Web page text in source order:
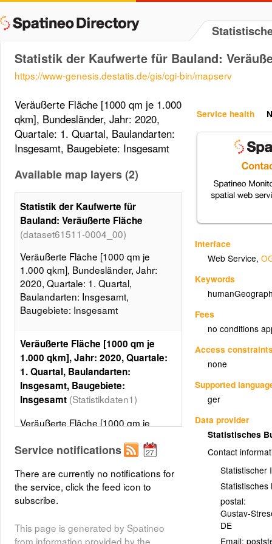
Statistik der Kaufwerte für Bauland:
https://www-genesis.destatis.de/gis/cgi-bin/mapserv
Service health
Interface
Web Service,
Keywords
Fees
no conditions
Access
none
Supported
ger
Data provider
Statistisches
Contact
Statistischer
Statistisches
postal:
Gustav-
DE
Email:
Veräußerte Fläche [1000 qm je 1.000
qkm], Bundesländer, Jahr: 2020,
Quartale: 1. Quartal, Baulandarten:
Insgesamt, Baugebiete: Insgesamt
Available map layers (2)
Statistik der Kaufwerte für
Bauland: Veräußerte Fläche
(dataset61511-0004_00)
Veräußerte Fläche [1000 qm je
1.000 qkm], Bundesländer, Jahr:
2020, Quartale: 1. Quartal,
Baulandarten: Insgesamt,
Baugebiete: Insgesamt
Veräußerte Fläche [1000 qm je
1.000 qkm], Jahr: 2020, Quartale:
1. Quartal, Baulandarten:
Insgesamt, Baugebiete:
Insgesamt (Statistikdaten1)
Veräußerte Fläche [1000 qm je
2020, Quartale: 1. Quartal,
Baugebiete: Insgesamt, 5 Klassen,
Gleiche Besetzungen
Service notifications
There are currently no notifications for
the service, click the feed icon to
subscribe.
This page is generated by Spatineo
from information provided by the